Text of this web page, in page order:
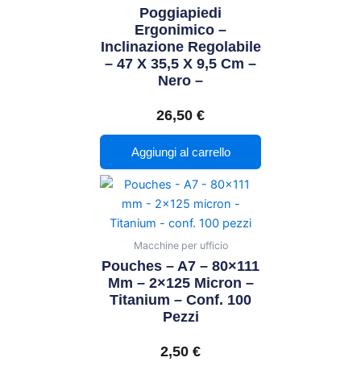
Poggiapiedi
Ergonimico –
Inclinazione Regolabile
– 47 X 35,5 X 9,5 Cm –
Nero –
26,50 €
Aggiungi al carrello
Macchine per ufficio
Pouches – A7 – 80×111
Mm – 2×125 Micron –
Titanium – Conf. 100
Pezzi
2,50 €